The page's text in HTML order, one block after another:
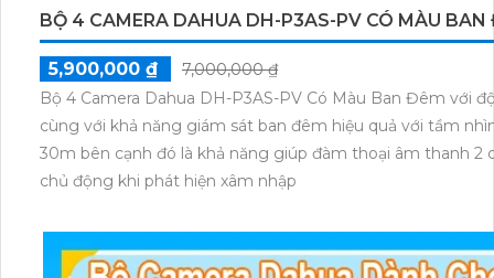
BỘ 4 CAMERA DAHUA DH-P3AS-PV CÓ MÀU BAN
5,900,000 ₫
7,000,000 ₫
Bộ 4 Camera Dahua DH-P3AS-PV Có Màu Ban Đêm với
cùng với khả năng giám sát ban đêm hiệu quả với tầm
30m bên cạnh đó là khả năng giúp đàm thoại âm thanh 2
chủ động khi phát hiện xâm nhập